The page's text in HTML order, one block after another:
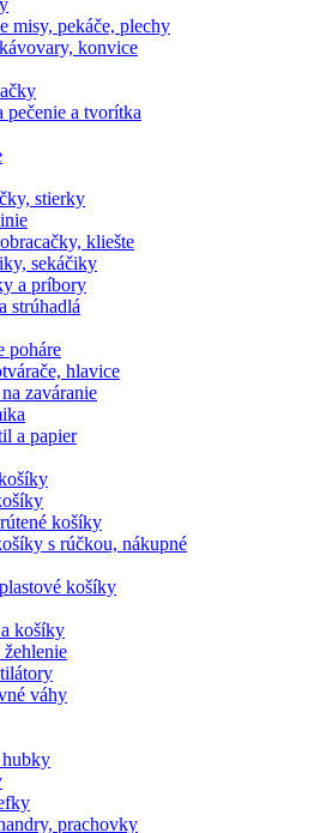
misy, pekáče, plechy
konvice
pečenie a tvorítka
stierky
kliešte
sekáčiky
a príbory
strúhadlá
poháre
hlavice
zaváranie
a papier
košíky
s rúčkou, nákupné
košíky
košíky
žehlenie
váhy
hubky
prachovky